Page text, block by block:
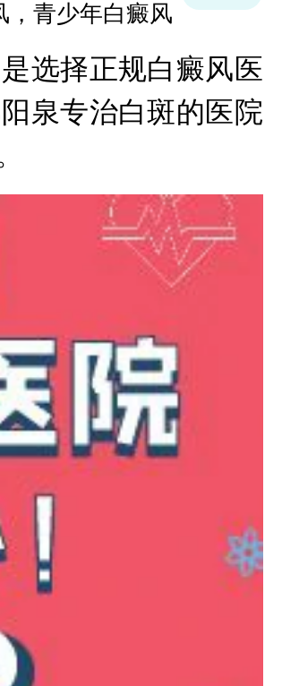
，青少年白癜风
选择正规白癜风医
泉专治白斑的医院